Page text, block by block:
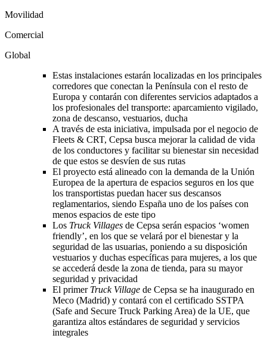
Movilidad
Comercial
Global
Estas instalaciones estarán localizadas en los principales
corredores que conectan la Península con el resto de
Europa y contarán con diferentes servicios adaptados a
los profesionales del transporte: aparcamiento vigilado,
zona de descanso, vestuarios, ducha
A través de esta iniciativa, impulsada por el negocio de
Fleets & CRT, Cepsa busca mejorar la calidad de vida
de los conductores y facilitar su bienestar sin necesidad
de que estos se desvíen de sus rutas
El proyecto está alineado con la demanda de la Unión
Europea de la apertura de espacios seguros en los que
los transportistas puedan hacer sus descansos
reglamentarios, siendo España uno de los países con
menos espacios de este tipo
Los Truck Villages de Cepsa serán espacios ‘women
friendly’, en los que se velará por el bienestar y la
seguridad de las usuarias, poniendo a su disposición
vestuarios y duchas específicas para mujeres, a los que
se accederá desde la zona de tienda, para su mayor
seguridad y privacidad
El primer Truck Village de Cepsa se ha inaugurado en
Meco (Madrid) y contará con el certificado SSTPA
(Safe and Secure Truck Parking Area) de la UE, que
garantiza altos estándares de seguridad y servicios
integrales